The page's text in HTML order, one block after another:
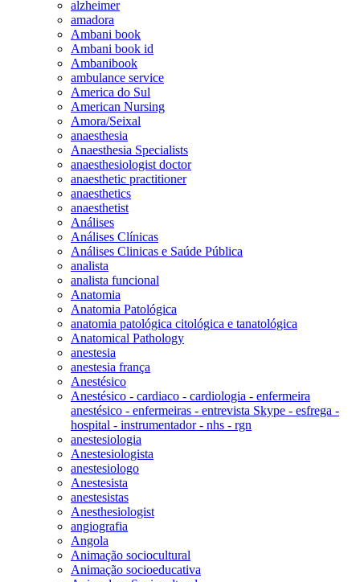
alzheimer
amadora
Ambani book
Ambani book id
Ambanibook
ambulance service
America do Sul
American Nursing
Amora/Seixal
anaesthesia
Anaesthesia Specialists
anaesthesiologist doctor
anaesthetic practitioner
anaesthetics
anaesthetist
Análises
Análises Clínicas
Análises Clinicas e Saúde Pública
analista
analista funcional
Anatomia
Anatomia Patológica
anatomia patológica citológica e tanatológica
Anatomical Pathology
anestesia
anestesia frança
Anestésico
Anestésico - cardiaco - cardiologia - enfermeira
anestésico - enfermeiras - entrevista Skype - esfrega -
hospital - instrumentador - nhs - rgn
anestesiologia
Anestesiologista
anestesiologo
Anestesista
anestesistas
Anesthesiologist
angiografia
Angola
Animação sociocultural
Animação socioeducativa